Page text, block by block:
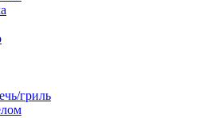
гриль